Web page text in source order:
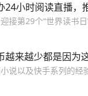
24小时阅读直播，
接第29个“世界读书
越来越少都是因为
说以及快手系列的